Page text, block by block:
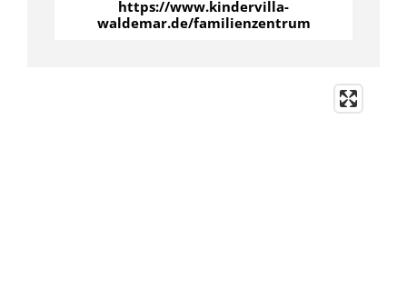
https://www.kindervilla-
waldemar.de/familienzentrum